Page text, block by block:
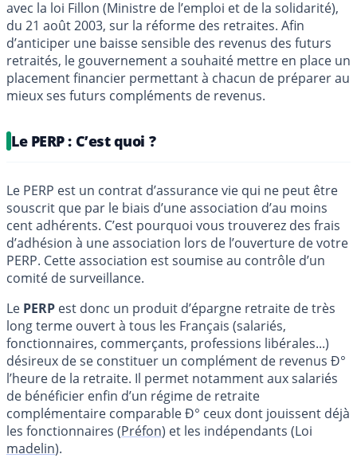
avec la loi Fillon (Ministre de l’emploi et de la solidarité),
du 21 août 2003, sur la réforme des retraites. Afin
d’anticiper une baisse sensible des revenus des futurs
retraités, le gouvernement a souhaité mettre en place un
placement financier permettant à chacun de préparer au
mieux ses futurs compléments de revenus.
Le PERP : C’est quoi ?
Le PERP est un contrat d’assurance vie qui ne peut être
souscrit que par le biais d’une association d’au moins
cent adhérents. C’est pourquoi vous trouverez des frais
d’adhésion à une association lors de l’ouverture de votre
PERP. Cette association est soumise au contrôle d’un
comité de surveillance.
Le PERP est donc un produit d’épargne retraite de très
long terme ouvert à tous les Français (salariés,
fonctionnaires, commerçants, professions libérales...)
désireux de se constituer un complément de revenus Ð°
l’heure de la retraite. Il permet notamment aux salariés
de bénéficier enfin d’un régime de retraite
complémentaire comparable Ð° ceux dont jouissent déjà
les fonctionnaires (Préfon) et les indépendants (Loi
madelin).